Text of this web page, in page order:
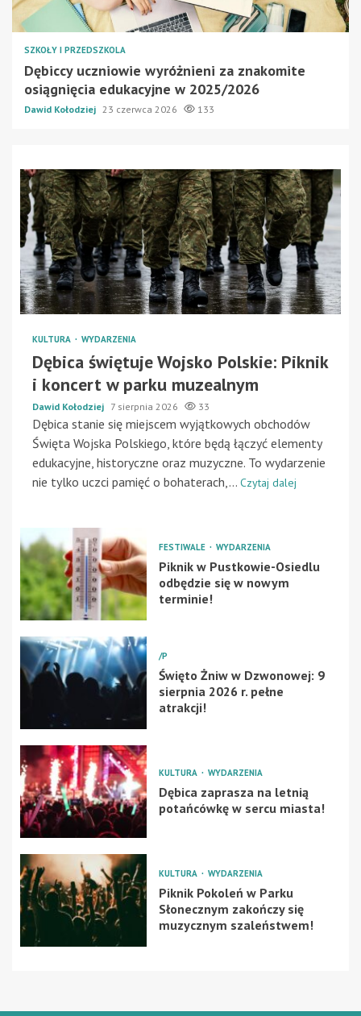
SZKOŁY I PRZEDSZKOLA
Dębiccy uczniowie wyróżnieni za znakomite
osiągnięcia edukacyjne w 2025/2026
Dawid Kołodziej 23 czerwca 2026 133
KULTURA WYDARZENIA
Dębica świętuje Wojsko Polskie: Piknik
i koncert w parku muzealnym
Dawid Kołodziej 7 sierpnia 2026 33
Dębica stanie się miejscem wyjątkowych obchodów
Święta Wojska Polskiego, które będą łączyć elementy
edukacyjne, historyczne oraz muzyczne. To wydarzenie
nie tylko uczci pamięć o bohaterach,... Czytaj dalej
FESTIWALE WYDARZENIA
Piknik w Pustkowie-Osiedlu
odbędzie się w nowym
terminie!
/P
Święto Żniw w Dzwonowej: 9
sierpnia 2026 r. pełne
atrakcji!
KULTURA WYDARZENIA
Dębica zaprasza na letnią
potańcówkę w sercu miasta!
KULTURA WYDARZENIA
Piknik Pokoleń w Parku
Słonecznym zakończy się
muzycznym szaleństwem!